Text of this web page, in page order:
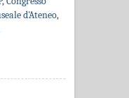
d'Ateneo,